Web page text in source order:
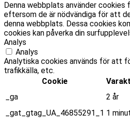
Denna webbplats använder
eftersom de är nödvändiga för att
denna webbplats. Dessa cookies
cookies kan påverka din
Analys
Analys
Analytiska cookies används för att
trafikkälla, etc.
Cookie
_ga
2 år
_gat_gtag_UA_46855291_1 1